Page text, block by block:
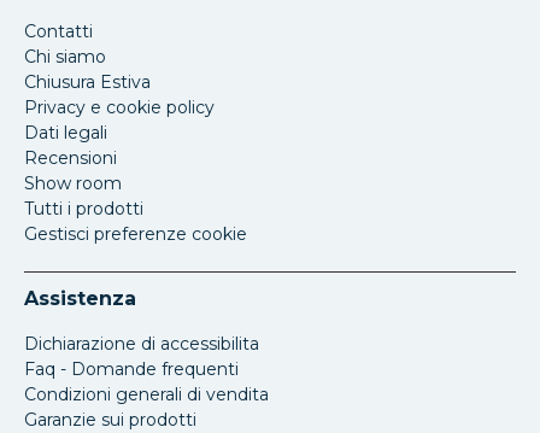
Contatti
Chi siamo
Chiusura Estiva
Privacy e cookie policy
Dati legali
Recensioni
Show room
Tutti i prodotti
Gestisci preferenze cookie
Assistenza
Dichiarazione di accessibilita
Faq - Domande frequenti
Condizioni generali di vendita
Garanzie sui prodotti